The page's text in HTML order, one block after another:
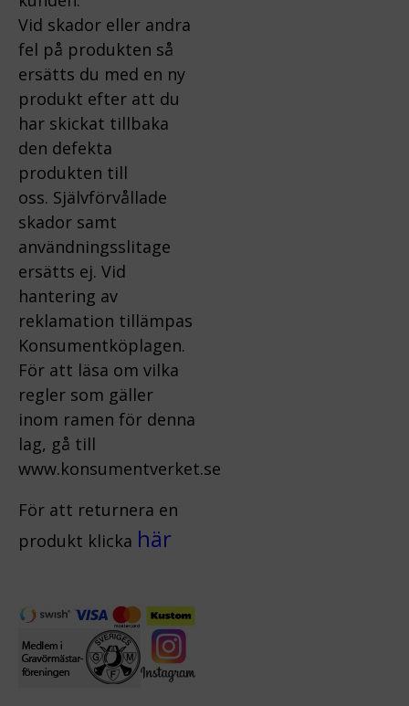
Vid skador eller andra
fel på produkten så
ersätts du med en ny
produkt efter att du
har skickat tillbaka
den defekta
produkten till
oss. Självförvållade
skador samt
användningsslitage
ersätts ej. Vid
hantering av
reklamation tillämpas
Konsumentköplagen.
För att läsa om vilka
regler som gäller
inom ramen för denna
lag, gå till
www.konsumentverket.se
För att returnera en
produkt klicka här